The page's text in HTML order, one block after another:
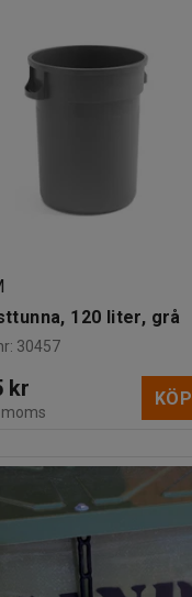
120 liter, grå
: 30457
kr
moms
KÖP